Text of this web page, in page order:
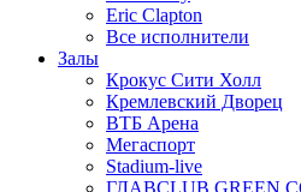
Eric Clapton
Все исполнители
Залы
Крокус Сити Холл
Кремлевский Дворец
ВТБ Арена
Мегаспорт
Stadium-live